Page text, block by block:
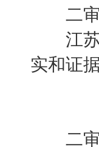
二审
江苏
实和证据
二审